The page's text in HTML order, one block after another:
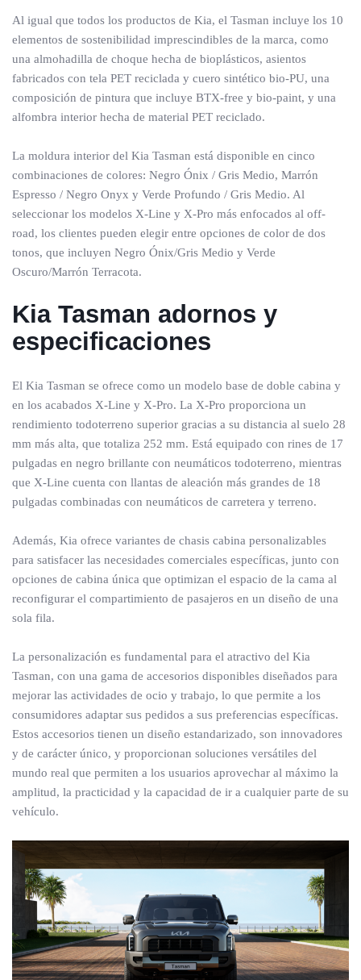
Al igual que todos los productos de Kia, el Tasman incluye los 10
elementos de sostenibilidad imprescindibles de la marca, como
una almohadilla de choque hecha de bioplásticos, asientos
fabricados con tela PET reciclada y cuero sintético bio-PU, una
composición de pintura que incluye BTX-free y bio-paint, y una
alfombra interior hecha de material PET reciclado.
La moldura interior del Kia Tasman está disponible en cinco
combinaciones de colores: Negro Ónix / Gris Medio, Marrón
Espresso / Negro Onyx y Verde Profundo / Gris Medio. Al
seleccionar los modelos X-Line y X-Pro más enfocados al off-
road, los clientes pueden elegir entre opciones de color de dos
tonos, que incluyen Negro Ónix/Gris Medio y Verde
Oscuro/Marrón Terracota.
Kia Tasman adornos y
especificaciones
El Kia Tasman se ofrece como un modelo base de doble cabina y
en los acabados X-Line y X-Pro. La X-Pro proporciona un
rendimiento todoterreno superior gracias a su distancia al suelo 28
mm más alta, que totaliza 252 mm. Está equipado con rines de 17
pulgadas en negro brillante con neumáticos todoterreno, mientras
que X-Line cuenta con llantas de aleación más grandes de 18
pulgadas combinadas con neumáticos de carretera y terreno.
Además, Kia ofrece variantes de chasis cabina personalizables
para satisfacer las necesidades comerciales específicas, junto con
opciones de cabina única que optimizan el espacio de la cama al
reconfigurar el compartimiento de pasajeros en un diseño de una
sola fila.
La personalización es fundamental para el atractivo del Kia
Tasman, con una gama de accesorios disponibles diseñados para
mejorar las actividades de ocio y trabajo, lo que permite a los
consumidores adaptar sus pedidos a sus preferencias específicas.
Estos accesorios tienen un diseño estandarizado, son innovadores
y de carácter único, y proporcionan soluciones versátiles del
mundo real que permiten a los usuarios aprovechar al máximo la
amplitud, la practicidad y la capacidad de ir a cualquier parte de su
vehículo.